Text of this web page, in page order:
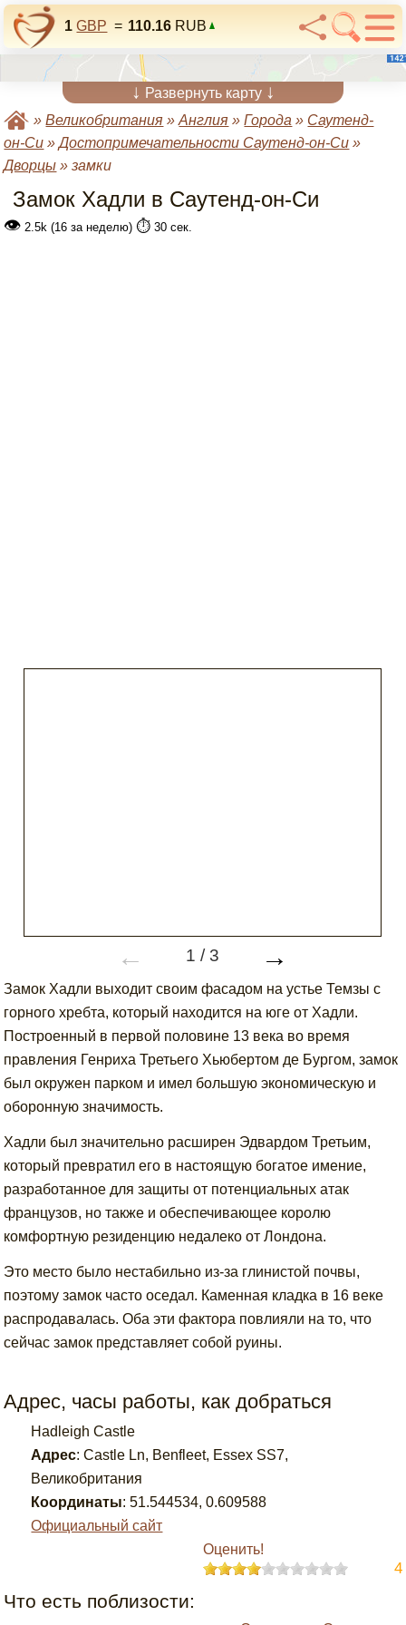
1 GBP = 110.16 RUB
↓ Развернуть карту ↓
»Великобритания »Англия »Города » Саутенд-
он-Си »Достопримечательности Саутенд-он-Си »
Дворцы »замки
Замок Хадли в Саутенд-он-Си
👁 2.5k (16 за неделю) ⏱️ 30 сек.
← 1 /3 →
Замок Хадли выходит своим фасадом на устье Темзы с
горного хребта, который находится на юге от Хадли.
Построенный в первой половине 13 века во время
правления Генриха Третьего Хьюбертом де Бургом, замок
был окружен парком и имел большую экономическую и
оборонную значимость.
Хадли был значительно расширен Эдвардом Третьим,
который превратил его в настоящую богатое имение,
разработанное для защиты от потенциальных атак
французов, но также и обеспечивающее королю
комфортную резиденцию недалеко от Лондона.
Это место было нестабильно из-за глинистой почвы,
поэтому замок часто оседал. Каменная кладка в 16 веке
распродавалась. Оба эти фактора повлияли на то, что
сейчас замок представляет собой руины.
Адрес, часы работы, как добраться
Hadleigh Castle
Адрес:Castle Ln, Benfleet, Essex SS7,
Великобритания
Координаты: 51.544534,0.609588
Официальный сайт
Оценить!
4
Что есть поблизости: